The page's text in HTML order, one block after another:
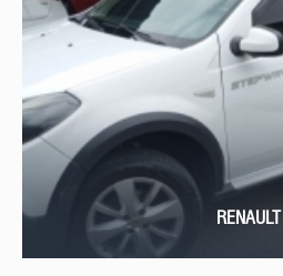
RENAULT